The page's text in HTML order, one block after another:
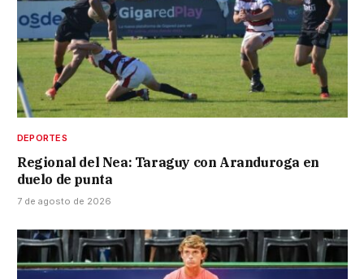
DEPORTES
Regional del Nea: Taraguy con Aranduroga en
duelo de punta
7 de agosto de 2026